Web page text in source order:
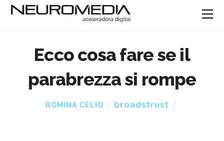
Ecco cosa fare se il
parabrezza si rompe
ROMINA CELIO broadstrust